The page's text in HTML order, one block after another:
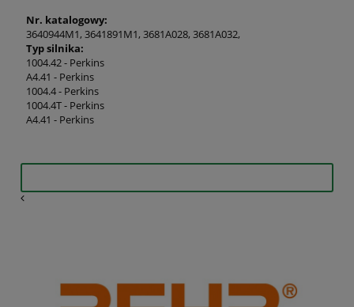
Nr. katalogowy:
3640944M1, 3641891M1, 3681A028, 3681A032,
Typ silnika:
1004.42 - Perkins
A4.41 - Perkins
1004.4 - Perkins
1004.4T - Perkins
A4.41 - Perkins